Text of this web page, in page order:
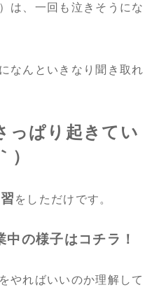
は、一回も泣きそうにな
なんといきなり聞き取れ
っぱり起きてい
）
をしただけです。
の様子はコチラ！
やればいいのか理解して